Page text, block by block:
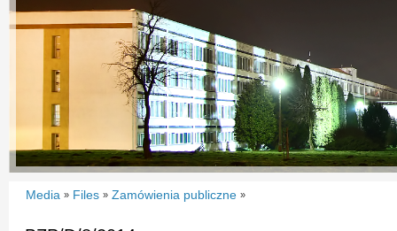
Media » Files » Zamówienia publiczne »